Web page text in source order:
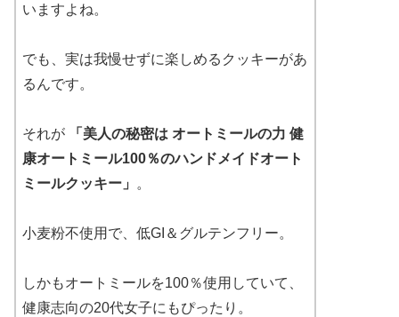
いますよね。
でも、実は我慢せずに楽しめるクッキーがあ
るんです。
それが
「美人の秘密は オートミールの力 健
康オートミール100％のハンドメイドオート
ミールクッキー」
。
小麦粉不使用で、低GI＆グルテンフリー。
しかもオートミールを100％使用していて、
健康志向の20代女子にもぴったり。